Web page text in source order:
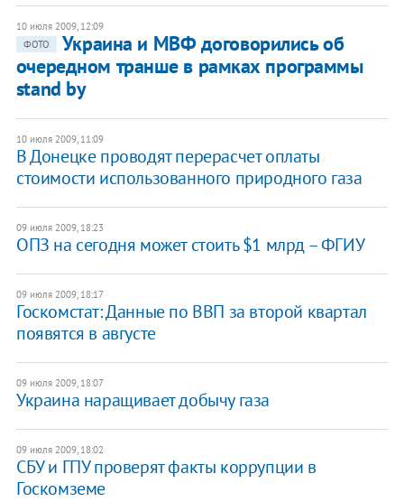
10 июля 2009, 12:09
ФОТО
Украина и МВФ договорились об
очередном транше в рамках программы
stand by
10 июля 2009, 11:09
В Донецке проводят перерасчет оплаты
стоимости использованного природного газа
09 июля 2009, 18:23
ОПЗ на сегодня может стоить $1 млрд – ФГИУ
09 июля 2009, 18:17
Госкомстат: Данные по ВВП за второй квартал
появятся в августе
09 июля 2009, 18:07
Украина наращивает добычу газа
09 июля 2009, 18:02
СБУ и ГПУ проверят факты коррупции в
Госкомземе